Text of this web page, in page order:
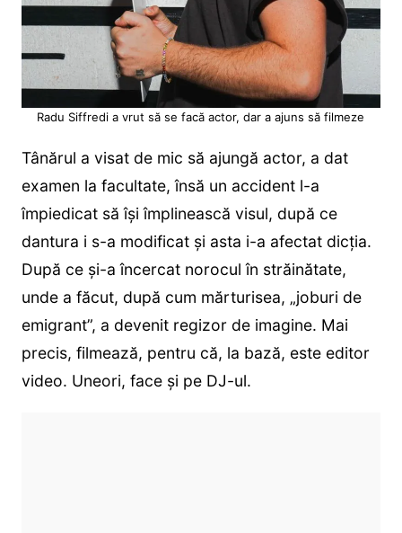
Radu Siffredi a vrut să se facă actor, dar a ajuns să filmeze
Tânărul a visat de mic să ajungă actor, a dat
examen la facultate, însă un accident l-a
împiedicat să își împlinească visul, după ce
dantura i s-a modificat și asta i-a afectat dicția.
După ce și-a încercat norocul în străinătate,
unde a făcut, după cum mărturisea, „joburi de
emigrant”, a devenit regizor de imagine. Mai
precis, filmează, pentru că, la bază, este editor
video. Uneori, face și pe DJ-ul.